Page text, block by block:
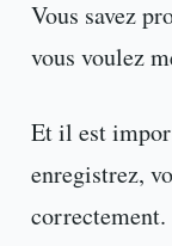
Vous savez
vous voulez
Et il est
enregistrez,
correctement.